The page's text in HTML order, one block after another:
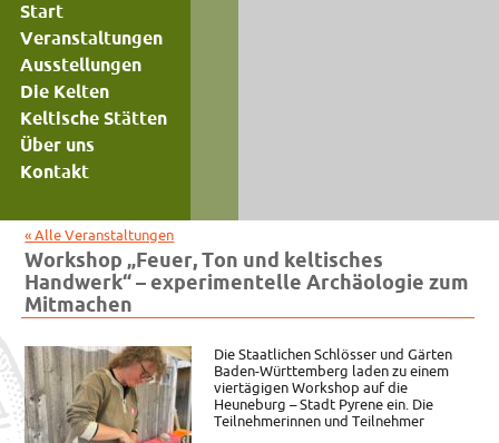
Start
Veranstaltungen
Ausstellungen
Die Kelten
Keltische Stätten
Über uns
Kontakt
« Alle Veranstaltungen
Workshop „Feuer, Ton und keltisches
Handwerk“ – experimentelle Archäologie zum
Mitmachen
Die Staatlichen Schlösser und Gärten
Baden-Württemberg laden zu einem
viertägigen Workshop auf die
Heuneburg – Stadt Pyrene ein. Die
Teilnehmerinnen und Teilnehmer